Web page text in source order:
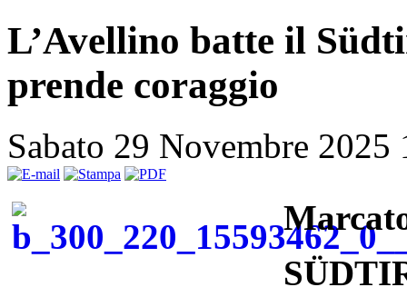
L’Avellino batte il
prende coraggio
Sabato 29 Novembre